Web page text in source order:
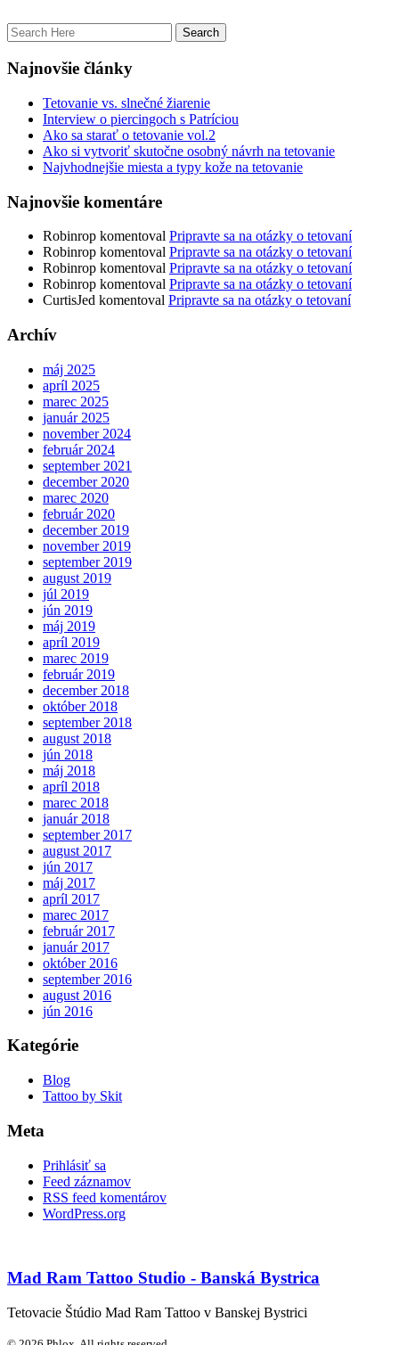
Najnovšie články
Tetovanie vs. slnečné žiarenie
Interview o piercingoch s Patríciou
Ako sa starať o tetovanie vol.2
Ako si vytvoriť skutočne osobný návrh na tetovanie
Najvhodnejšie miesta a typy kože na tetovanie
Najnovšie komentáre
Robinrop komentoval Pripravte sa na otázky o tetovaní
Robinrop komentoval Pripravte sa na otázky o tetovaní
Robinrop komentoval Pripravte sa na otázky o tetovaní
Robinrop komentoval Pripravte sa na otázky o tetovaní
CurtisJed komentoval Pripravte sa na otázky o tetovaní
Archív
máj 2025
apríl 2025
marec 2025
január 2025
november 2024
február 2024
september 2021
december 2020
marec 2020
február 2020
december 2019
november 2019
september 2019
august 2019
júl 2019
jún 2019
máj 2019
apríl 2019
marec 2019
február 2019
december 2018
október 2018
september 2018
august 2018
jún 2018
máj 2018
apríl 2018
marec 2018
január 2018
september 2017
august 2017
jún 2017
máj 2017
apríl 2017
marec 2017
február 2017
január 2017
október 2016
september 2016
august 2016
jún 2016
Kategórie
Blog
Tattoo by Skit
Meta
Prihlásiť sa
Feed záznamov
RSS feed komentárov
WordPress.org
Mad Ram Tattoo Studio - Banská Bystrica
Tetovacie Štúdio Mad Ram Tattoo v Banskej Bystrici